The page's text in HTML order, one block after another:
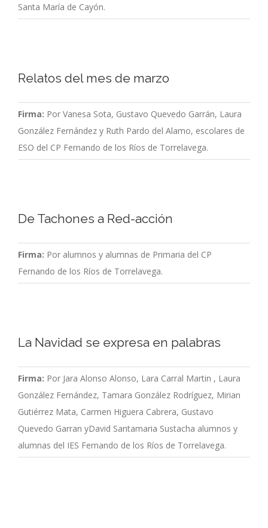
Santa María de Cayón.
Relatos del mes de marzo
Firma: Por Vanesa Sota, Gustavo Quevedo Garrán, Laura
González Fernández y Ruth Pardo del Alamo, escolares de
ESO del CP Fernando de los Ríos de Torrelavega.
De Tachones a Red-acción
Firma: Por alumnos y alumnas de Primaria del CP
Fernando de los Ríos de Torrelavega.
La Navidad se expresa en palabras
Firma: Por Jara Alonso Alonso, Lara Carral Martin , Laura
González Fernández, Tamara González Rodríguez, Mirian
Gutiérrez Mata, Carmen Higuera Cabrera, Gustavo
Quevedo Garran yDavid Santamaria Sustacha alumnos y
alumnas del IES Fernando de los Ríos de Torrelavega.